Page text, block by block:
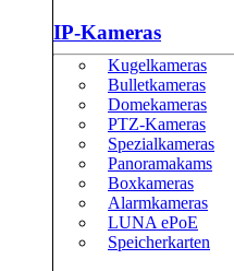
IP-Kameras
Kugelkameras
Bulletkameras
Domekameras
PTZ-Kameras
Spezialkameras
Panoramakams
Boxkameras
Alarmkameras
LUNA ePoE
Speicherkarten